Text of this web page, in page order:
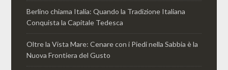
Berlino chiama Italia: Quando la Tradizione Italiana
Conquista la Capitale Tedesca
Oltre la Vista Mare: Cenare con i Piedi nella Sabbia è la
Nuova Frontiera del Gusto